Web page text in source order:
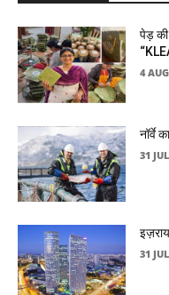
पेड़ की
4
नॉर्वे
31
31